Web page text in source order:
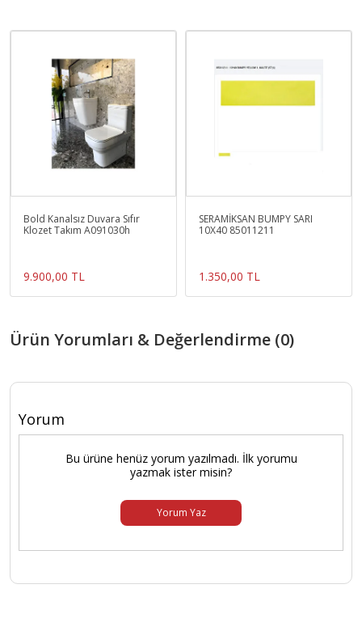
Bold Kanalsız Duvara Sıfır
Klozet Takım A091030h
9.900,00 TL
SERAMİKSAN BUMPY SARI
10X40 85011211
1.350,00 TL
Ürün Yorumları & Değerlendirme (0)
Yorum
Bu ürüne henüz yorum yazılmadı. İlk yorumu
yazmak ister misin?
Yorum Yaz